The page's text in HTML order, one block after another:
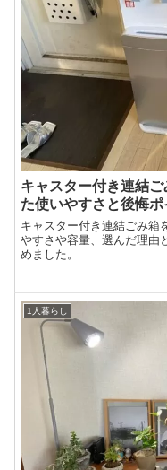
キャスター付き連結
た使いやすさと後悔ポ
キャスター付き連結ごみ箱
やすさや容量、選んだ理由
めました。
1人暮らし